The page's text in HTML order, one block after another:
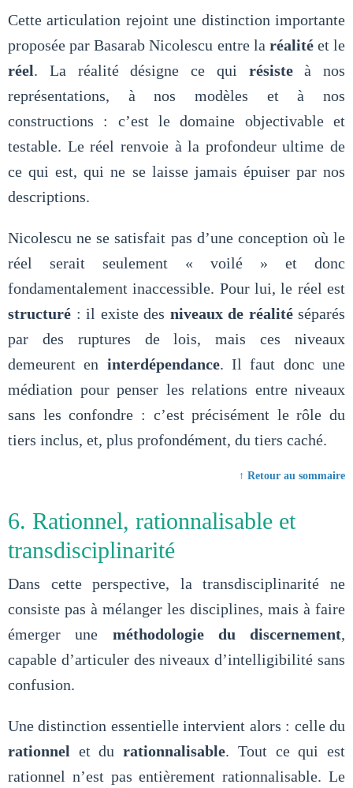
Cette articulation rejoint une distinction importante
proposée par Basarab Nicolescu entre la réalitéet le
réel. La réalité désigne ce qui résisteà nos
représentations, à nos modèles et à nos
constructions : c’est le domaine objectivable et
testable. Le réel renvoie à la profondeur ultime de
ce qui est, qui ne se laisse jamais épuiser par nos
descriptions.
Nicolescu ne se satisfait pas d’une conception où le
réel serait seulement « voilé » et donc
fondamentalement inaccessible. Pour lui, le réel est
structuré : il existe des niveaux de réalitéséparés
par des ruptures de lois, mais ces niveaux
demeurent en interdépendance. Il faut donc une
médiation pour penser les relations entre niveaux
sans les confondre : c’est précisément le rôle du
tiers inclus, et, plus profondément, du tiers caché.
↑ Retour au sommaire
6. Rationnel, rationnalisable et
transdisciplinarité
Dans cette perspective, la transdisciplinarité ne
consiste pas à mélanger les disciplines, mais à faire
émerger une méthodologie du discernement,
capable d’articuler des niveaux d’intelligibilité sans
confusion.
Une distinction essentielle intervient alors : celle du
rationnel et durationnalisable. Tout ce qui est
rationnel n’est pas entièrement rationnalisable. Le